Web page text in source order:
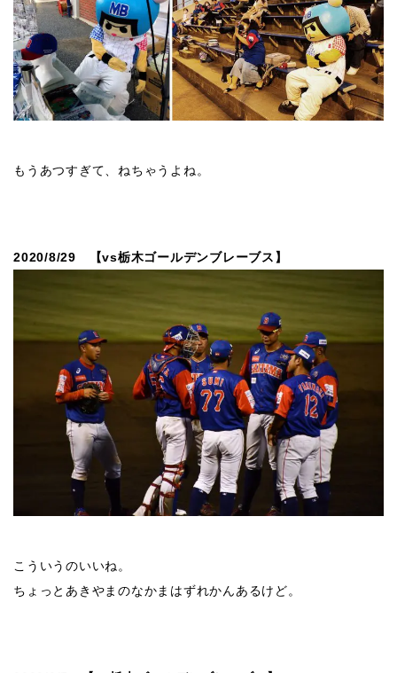
もうあつすぎて、ねちゃうよね。
2020/8/29 【vs栃木ゴールデンブレーブス】
こういうのいいね。
ちょっとあきやまのなかまはずれかんあるけど。